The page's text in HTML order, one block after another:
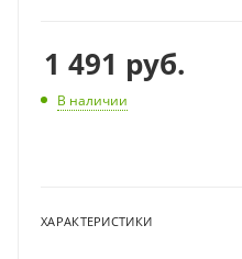
1 491 руб.
В наличии
ХАРАКТЕРИСТИКИ